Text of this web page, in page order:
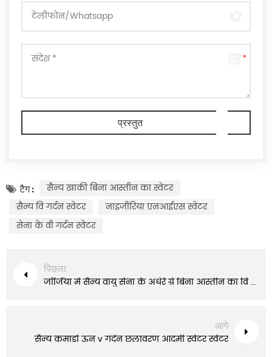
टैग :
सैन्य खाकी बिना आस्तीन का स्वेटर
सैन्य वि गर्दन स्वेटर
नाइजीरिया एनआईएस स्वेटर
सेना के वी गर्दन स्वेटर
पिछला
जॉर्जिया में सैन्य वायु सेना के अंधेरे ग्रे बिना आस्तीन का वि गर्दन स्वेटर
आगे
सैन्य कमांडो ऊन v गर्दन छलावरण आदमी स्वेटर स्वेटर